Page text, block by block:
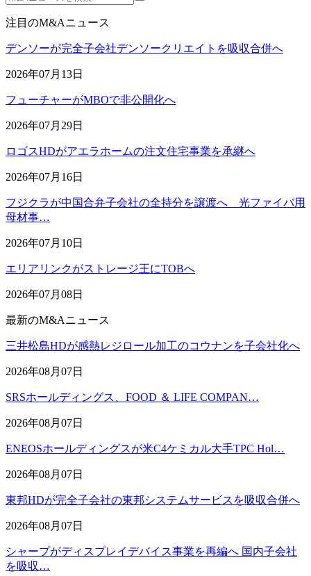
注目のM&Aニュース
デンソーが完全子会社デンソークリエイトを吸収合併へ
2026年07月13日
フューチャーがMBOで非公開化へ
2026年07月29日
ロゴスHDがアエラホームの注文住宅事業を承継へ
2026年07月16日
フジクラが中国合弁子会社の全持分を譲渡へ 光ファイバ用
母材事…
2026年07月10日
エリアリンクがストレージ王にTOBへ
2026年07月08日
最新のM&Aニュース
三井松島HDが感熱レジロール加工のコウナンを子会社化へ
2026年08月07日
SRSホールディングス、FOOD ＆ LIFE COMPAN…
2026年08月07日
ENEOSホールディングスが米C4ケミカル大手TPC Hol…
2026年08月07日
東邦HDが完全子会社の東邦システムサービスを吸収合併へ
2026年08月07日
シャープがディスプレイデバイス事業を再編へ 国内子会社
を吸収…